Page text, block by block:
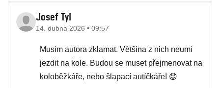
Josef Tyl
14. dubna 2026 • 09:57
Musím autora zklamat. Většina z nich neumí
jezdit na kole. Budou se muset přejmenovat na
koloběžkáře, nebo šlapací autíčkáře! 😟